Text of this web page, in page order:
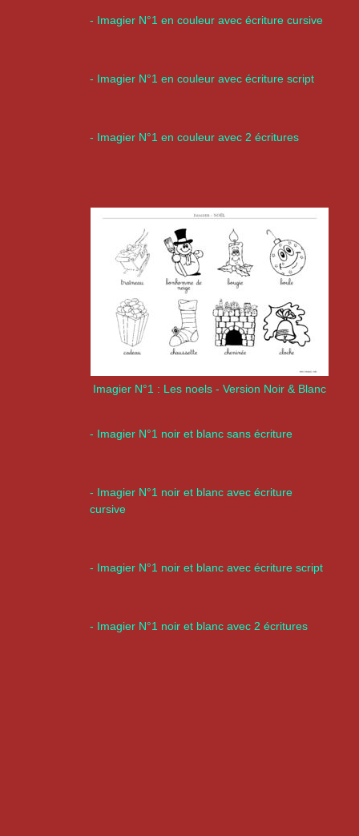
- Imagier N°1 en couleur avec écriture cursive
- Imagier N°1 en couleur avec écriture script
- Imagier N°1 en couleur avec 2 écritures
Imagier N°1 : Les noels - Version Noir & Blanc
- Imagier N°1 noir et blanc sans écriture
- Imagier N°1 noir et blanc avec écriture
cursive
- Imagier N°1 noir et blanc avec écriture script
- Imagier N°1 noir et blanc avec 2 écritures